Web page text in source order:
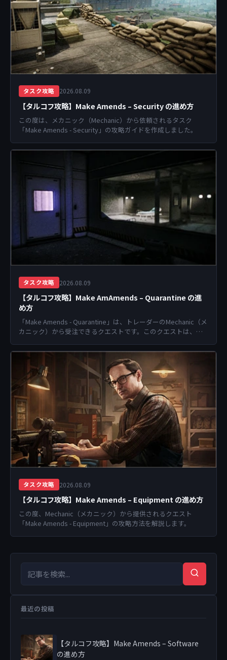
タスク攻略 2026.08.09
【タルコフ攻略】Make Amends – Security の進め方
この度は、メカニック（Mechanic）から依頼されるタスク
「Make Amends - Security」の攻略ガイドを作成しました。
タスク攻略 2026.08.09
【タルコフ攻略】Make AmAmends – Quarantine の進
め方
「Make Amends - Quarantine」は、トレーダーのMechanic（メ
カニック）から受注できるクエストです。このクエストは、
タスク攻略 2026.08.09
【タルコフ攻略】Make Amends – Equipment の進め方
この度、Mechanic（メカニック）から提供されるクエスト
「Make Amends - Equipment」の攻略方法を解説します。
検索キーワード
最近の投稿
【タルコフ攻略】Make Amends – Software
の進め方